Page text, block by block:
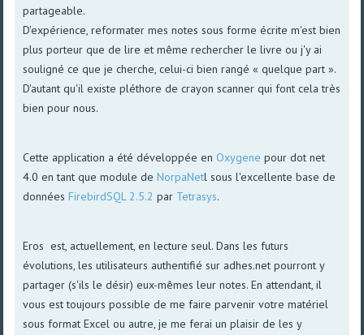
partageable.
D'expérience, reformater mes notes sous forme écrite m'est bien
plus porteur que de lire et même rechercher le livre ou j'y ai
souligné ce que je cherche, celui-ci bien rangé « quelque part ».
D'autant qu'il existe pléthore de crayon scanner qui font cela très
bien pour nous.
Cette application a été développée en Oxygene pour dot net
4.0 en tant que module deNorpaNetl sous l'excellente base de
donnéesFirebirdSQL 2.5.2 par Tetrasys.
Eros est, actuellement, en lecture seul. Dans les futurs
évolutions, les utilisateurs authentifié sur adhes.net pourront y
partager (s'ils le désir) eux-mêmes leur notes. En attendant, il
vous est toujours possible de me faire parvenir votre matériel
sous format Excel ou autre, je me ferai un plaisir de les y